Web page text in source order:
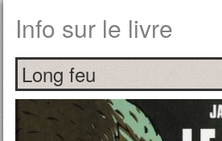
Info sur le livre
Long feu